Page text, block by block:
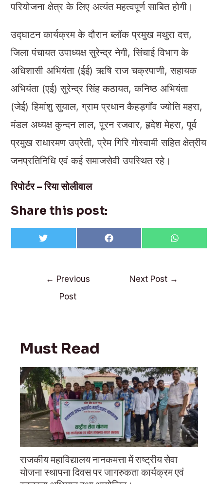
परियोजना क्षेत्र के लिए अत्यंत महत्वपूर्ण साबित होगी।
उद्घाटन कार्यक्रम के दौरान ब्लॉक प्रमुख मथुरा दत्त,
जिला पंचायत उपाध्यक्ष सुरेन्द्र नेगी, सिंचाई विभाग के
अधिशासी अभियंता (ईई) ऋषि राज चक्रपाणी, सहायक
अभियंता (एई) सुरेन्द्र सिंह कठायत, कनिष्ठ अभियंता
(जेई) हिमांशु सुयाल, ग्राम प्रधान कैहड़गाँव ज्योति महरा,
मंडल अध्यक्ष कुन्दन लाल, पूरन रजवार, हृदेश मेहरा, पूर्व
प्रमुख राधारमण उप्रेती, प्रेम गिरि गोस्वामी सहित क्षेत्रीय
जनप्रतिनिधि एवं कई समाजसेवी उपस्थित रहे।
रिपोर्टर – रिया सोलीवाल
Share this post:
Share
on
w
e
Share
on
F
a
Share
on
W
h
← Previous
Post
Next Post →
Must Read
राजकीय महाविद्यालय नानकमत्ता में राष्ट्रीय सेवा
योजना स्थापना दिवस पर जागरुकता कार्यक्रम एवं